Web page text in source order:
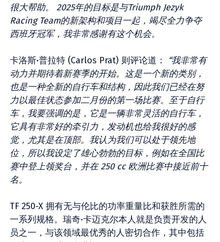
很大帮助。 2025年的目标是与Triumph Jezyk
Racing Team的新架构和项目一起，竭尽全力争夺
西班牙冠军，我非常感谢有这个机会。
卡洛斯·普拉特 (Carlos Prat) 则评论道：
“我非常有
动力并期待着新赛季的开始。这是一个新的类别，
也是一种全新的自行车和结构，因此我们已经在努
力以最佳状态参加二月份的第一场比赛。至于自行
车，我要强调的是，它是一辆非常灵活的自行车，
它具有非常好的牵引力，发动机也给我很好的感
觉，尤其是在顶部。我认为我们可以处于领先地
位，所以我设定了雄心勃勃的目标，例如在全国比
赛中登上领奖台，并在 250 cc 欧洲比赛中接近前十
名。
TF 250-X 拥有无与伦比的功率重量比和获胜所需的
一系列规格。瑞奇·卡迈克尔本人就是负责开发的人
员之一，与该领域最优秀的人密切合作，其中包括